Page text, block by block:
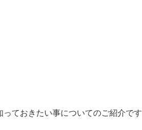
ておきたい事についてのご紹介です